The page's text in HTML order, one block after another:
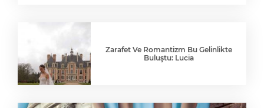
Zarafet Ve Romantizm Bu Gelinlikte
Buluştu: Lucia